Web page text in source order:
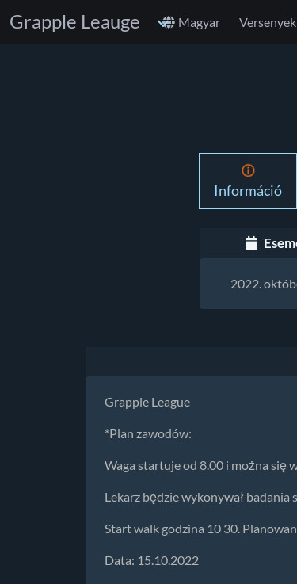
Grapple Leauge Magyar Versenyek
Információ
2022.
Grapple League
*Plan zawodów:
Waga startuje od 8.00 i można się
Lekarz będzie wykonywał badania
Start walk godzina 10 30.
Data: 15.10.2022